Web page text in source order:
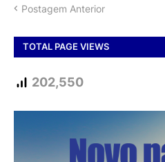
Postagem Anterior
TOTAL PAGE VIEWS
202,550